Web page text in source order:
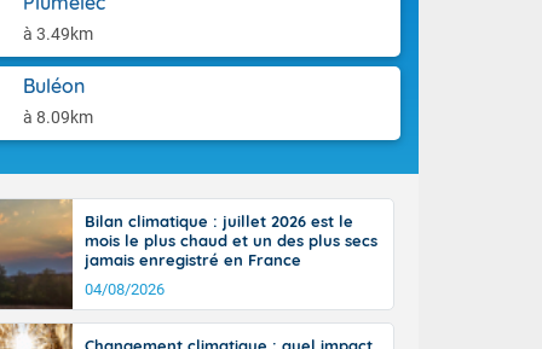
à 3.49km
Buléon
à 8.09km
ensoleillée,
une
le vent
tramontane
elles
et
sur le
Alpes à
terres et 20
Bilan climatique : juillet 2026 est le
mois le plus chaud et un des plus secs
jamais enregistré en France
04/08/2026